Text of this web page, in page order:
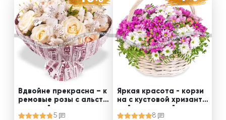
Вдвойне прекрасна – к
ремовые розы с альстр
омерией
5
Яркая красота - корзи
на с кустовой хризанте
мой и статицей
8